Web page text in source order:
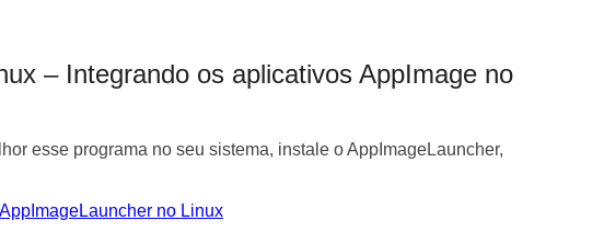
– Integrando os aplicativos AppImage no
esse programa no seu sistema, instale o AppImageLauncher,
no Linux